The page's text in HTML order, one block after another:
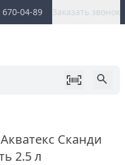
670-04-89 Заказать звонок
Сканди
2.5 л